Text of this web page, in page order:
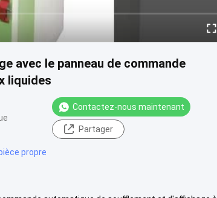
avec le panneau de commande
liquides
Contactez-nous maintenant
Partager
propre